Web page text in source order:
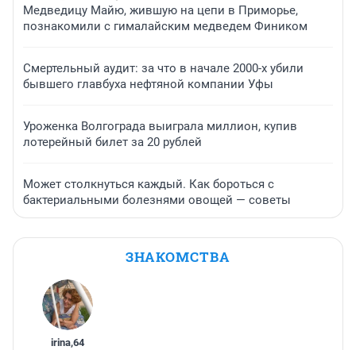
Медведицу Майю, жившую на цепи в Приморье,
познакомили с гималайским медведем Фиником
Смертельный аудит: за что в начале 2000-х убили
бывшего главбуха нефтяной компании Уфы
Уроженка Волгограда выиграла миллион, купив
лотерейный билет за 20 рублей
Может столкнуться каждый. Как бороться с
бактериальными болезнями овощей — советы
ЗНАКОМСТВА
irina,64